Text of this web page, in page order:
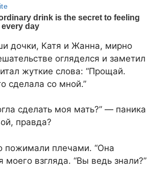
дочки, Катя и Жанна, мирно
огляделся и заметил
жуткие слова: “Прощай.
сделала со мной.”
сделать моя мать?” — паника
правда?
пожимали плечами. “Она
взгляда. “Вы ведь знали?”